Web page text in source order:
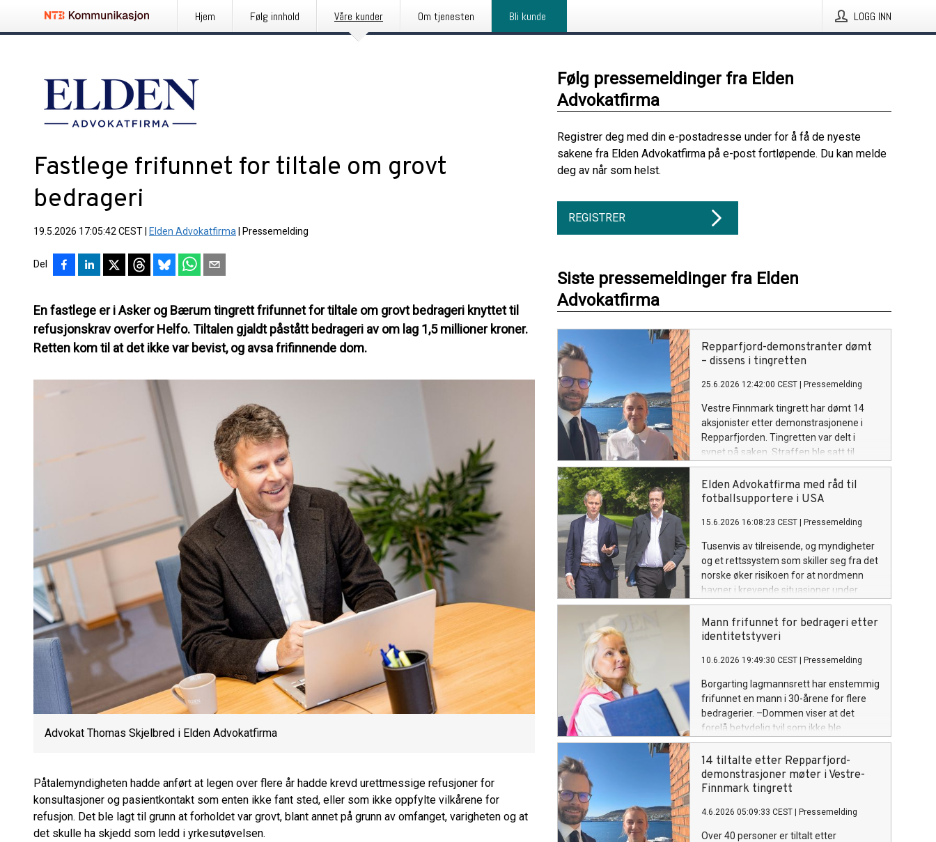
Hjem Følg innhold Våre kunder Om tjenesten Bli kunde LOGG INN
Fastlege frifunnet for tiltale om grovt
bedrageri
19.5.2026 17:05:42 CEST Elden Advokatfirma Pressemelding
Del
En fastlege er i Asker og Bærum tingrett frifunnet for tiltale om grovt bedrageri knyttet til
refusjonskrav overfor Helfo. Tiltalen gjaldt påstått bedrageri av om lag 1,5 millioner kroner.
Retten kom til at det ikke var bevist, og avsa frifinnende dom.
Advokat Thomas Skjelbred i Elden Advokatfirma
Påtalemyndigheten hadde anført at legen over flere år hadde krevd urettmessige refusjoner for
konsultasjoner og pasientkontakt som enten ikke fant sted, eller som ikke oppfylte vilkårene for
refusjon. Det ble lagt til grunn at forholdet var grovt, blant annet på grunn av omfanget, varigheten og at
det skulle ha skjedd som ledd i yrkesutøvelsen.
Følg pressemeldinger fra Elden
Advokatfirma
Registrer deg med din e-postadresse under for å få de nyeste
sakene fra Elden Advokatfirma på e-post fortløpende. Du kan melde
deg av når som helst.
REGISTRER
Siste pressemeldinger fra Elden
Advokatfirma
Repparfjord-demonstranter dømt
– dissens i tingretten
25.6.2026 12:42:00 CEST Pressemelding
Vestre Finnmark tingrett har dømt 14
aksjonister etter demonstrasjonene i
Repparfjorden. Tingretten var delt i
synet på saken. Straffen ble satt til
bøter betydelig lavere enn
påtalemyndighetens påstander.
Elden Advokatfirma med råd til
fotballsupportere i USA
15.6.2026 16:08:23 CEST Pressemelding
Tusenvis av tilreisende, og myndigheter
og et rettssystem som skiller seg fra det
norske øker risikoen for at nordmenn
havner i krevende situasjoner under
årets fotball-VM i USA. Elden
Advokatfirma oppfordrer tilreisende og
pårørende til å søke bistand raskt
Mann frifunnet for bedrageri etter
identitetstyveri
10.6.2026 19:49:30 CEST Pressemelding
Borgarting lagmannsrett har enstemmig
frifunnet en mann i 30-årene for flere
bedragerier. –Dommen viser at det
forelå betydelig tvil som ikke ble
tilstrekkelig opplyst under
etterforskningen, sier advokat Sol Elden
i Elden Advokatfirma.
14 tiltalte etter Repparfjord-
demonstrasjoner møter i Vestre-
Finnmark tingrett
4.6.2026 05:09:33 CEST Pressemelding
Over 40 personer er tiltalt etter